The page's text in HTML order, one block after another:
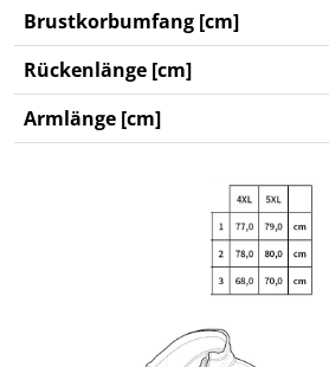
Brustkorbumfang [cm]
Rückenlänge [cm]
Armlänge [cm]